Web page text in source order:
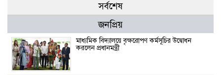
সর্বশেষ
জনপ্রিয়
মাধ্যমিক বিদ্যালয়ে বৃক্ষরোপণ কর্মসূচির উদ্বোধন
করলেন প্রধানমন্ত্রী